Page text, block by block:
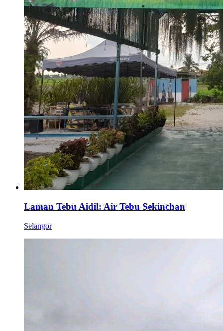
Laman Tebu Aidil: Air Tebu Sekinchan
Selangor